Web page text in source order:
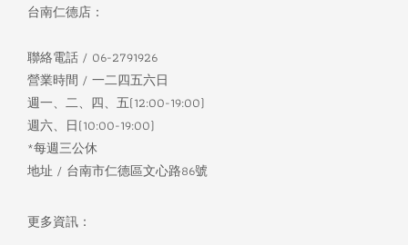
台南仁德店：
聯絡電話 / 06-2791926
營業時間 / 一二四五六日
週一、二、四、五(12:00-19:00)
週六、日(10:00-19:00)
*每週三公休
地址 / 台南市仁德區文心路86號
更多資訊：